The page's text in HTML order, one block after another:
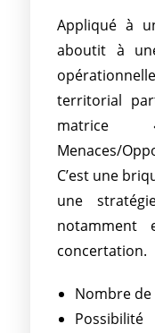
Appliqué à
aboutit à
territorial
Menaces/
C’est une
une
notamment
concertation.
Nombre